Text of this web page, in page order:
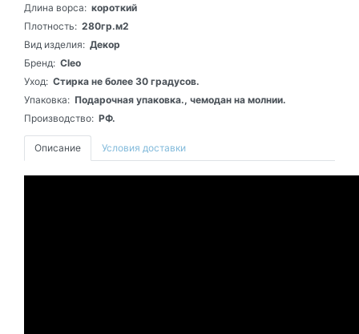
Длина ворса: короткий
Плотность: 280гр.м2
Вид изделия: Декор
Бренд: Cleo
Уход: Стирка не более 30 градусов.
Упаковка: Подарочная упаковка., чемодан на молнии.
Производство: РФ.
Описание Условия доставки